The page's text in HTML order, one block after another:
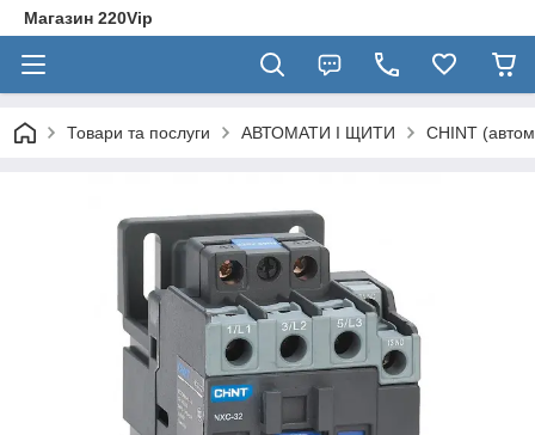
Магазин 220Vip
Товари та послуги АВТОМАТИ І ЩИТИ CHINT